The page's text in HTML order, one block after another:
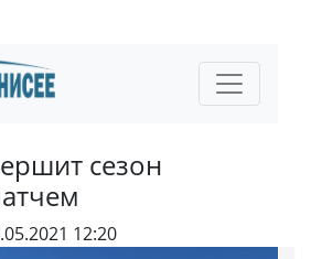
сезон
12:20